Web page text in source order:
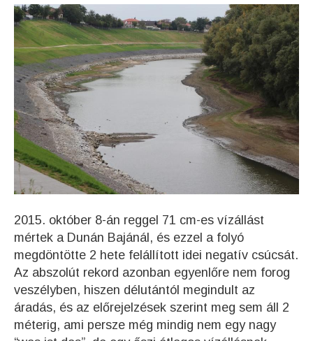
2015. október 8-án reggel 71 cm-es vízállást
mértek a Dunán Bajánál, és ezzel a folyó
megdöntötte 2 hete felállított idei negatív csúcsát.
Az abszolút rekord azonban egyenlőre nem forog
veszélyben, hiszen délutántól megindult az
áradás, és az előrejelzések szerint meg sem áll 2
méterig, ami persze még mindig nem egy nagy